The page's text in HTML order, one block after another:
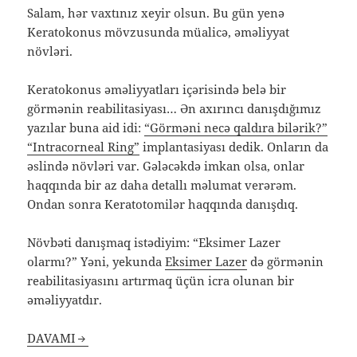
Salam, hər vaxtınız xeyir olsun. Bu gün yenə
Keratokonus mövzusunda müalicə, əməliyyat
növləri.
Keratokonus əməliyyatları içərisində belə bir
görmənin reabilitasiyası… Ən axırıncı danışdığımız
yazılar buna aid idi: “Görməni necə qaldıra bilərik?”
“Intracorneal Ring” implantasiyası dedik. Onların da
əslində növləri var. Gələcəkdə imkan olsa, onlar
haqqında bir az daha detallı məlumat verərəm.
Ondan sonra Keratotomilər haqqında danışdıq.
Növbəti danışmaq istədiyim: “Eksimer Lazer
olarmı?” Yəni, yekundaEksimer Lazer də görmənin
reabilitasiyasını artırmaq üçün icra olunan bir
əməliyyatdır.
DAVAMI